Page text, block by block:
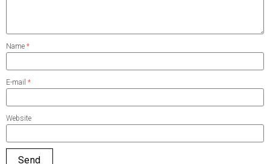
Name *
E-mail *
Website